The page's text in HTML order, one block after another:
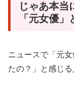
じゃあ本当
「元女優
ニュースで「元
たの？」と感じる